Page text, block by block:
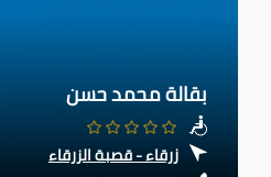
بقالة محمد حسن
زرقاء - قصبة الزرقاء